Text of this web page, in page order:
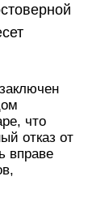
что
отказ от
вправе